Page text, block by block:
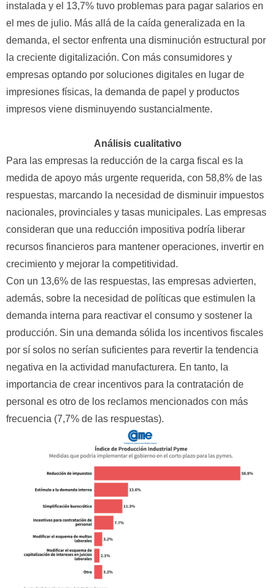
instalada y el 13,7% tuvo problemas para pagar salarios en
el mes de julio. Más allá de la caída generalizada en la
demanda, el sector enfrenta una disminución estructural por
la creciente digitalización. Con más consumidores y
empresas optando por soluciones digitales en lugar de
impresiones físicas, la demanda de papel y productos
impresos viene disminuyendo sustancialmente.
Análisis cualitativo
Para las empresas la reducción de la carga fiscal es la
medida de apoyo más urgente requerida, con 58,8% de las
respuestas, marcando la necesidad de disminuir impuestos
nacionales, provinciales y tasas municipales. Las empresas
consideran que una reducción impositiva podría liberar
recursos financieros para mantener operaciones, invertir en
crecimiento y mejorar la competitividad.
Con un 13,6% de las respuestas, las empresas advierten,
además, sobre la necesidad de políticas que estimulen la
demanda interna para reactivar el consumo y sostener la
producción. Sin una demanda sólida los incentivos fiscales
por sí solos no serían suficientes para revertir la tendencia
negativa en la actividad manufacturera. En tanto, la
importancia de crear incentivos para la contratación de
personal es otro de los reclamos mencionados con más
frecuencia (7,7% de las respuestas).